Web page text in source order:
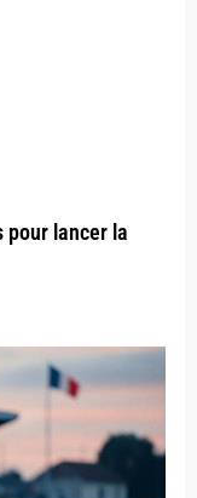
pour lancer la